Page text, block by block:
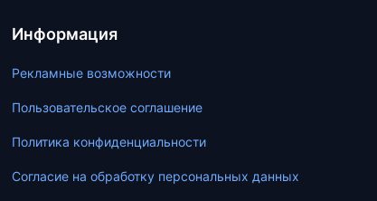
Информация
Рекламные возможности
Пользовательское соглашение
Политика конфиденциальности
Согласие на обработку персональных данных